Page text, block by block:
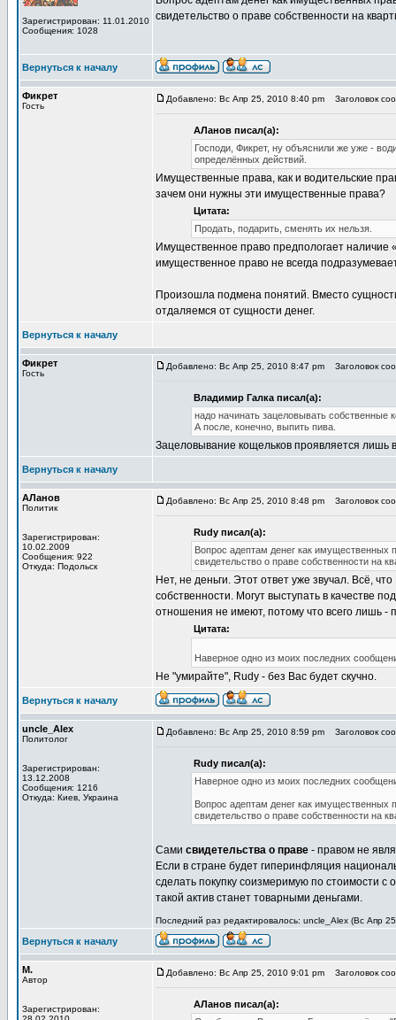
Зарегистрирован: 11.01.2010
Сообщения: 1028
свидетельство о праве собственности на
Вернуться к началу
Фикрет
Гость
Добавлено: Вс Апр 25, 2010 8:40 pm Заголовок
АЛанов писал(а):
Господи, Фикрет, ну объяснили же уже -
определённых действий.
Имущественные права, как и водительские
зачем они нужны эти имущественные права?
Цитата:
Продать, подарить, сменять их нельзя.
Имущественное право предпологает
имущественное право не всегда
Произошла подмена понятий. Вместо
отдаляемся от сущности денег.
Вернуться к началу
Фикрет
Гость
Добавлено: Вс Апр 25, 2010 8:47 pm Заголовок
Владимир Галка писал(а):
надо начинать зацеловывать собственные
А после, конечно, выпить пива.
Зацеловывание кощельков проявляется лишь
Вернуться к началу
АЛанов
Политик
Зарегистрирован:
10.02.2009
Сообщения: 922
Откуда: Подольск
Добавлено: Вс Апр 25, 2010 8:48 pm Заголовок
Rudy писал(а):
Вопрос адептам денег как имущественных
свидетельство о праве собственности на
Нет, не деньги. Этот ответ уже звучал. Всё,
собственности. Могут выступать в качестве
отношения не имеют, потому что всего лишь -
Цитата:
Наверное одно из моих последних
Не "умирайте", Rudy - без Вас будет скучно.
Вернуться к началу
uncle_Alex
Политолог
Зарегистрирован:
13.12.2008
Сообщения: 1216
Откуда: Киев, Украина
Добавлено: Вс Апр 25, 2010 8:59 pm Заголовок
Rudy писал(а):
Наверное одно из моих последних
Вопрос адептам денег как имущественных
свидетельство о праве собственности на
Сами свидетельства о праве - правом не
Если в стране будет гиперинфляция
сделать покупку соизмеримую по стоимости
такой актив станет товарными деньгами.
Последний раз редактировалось: uncle_Alex (Вс Апр
Вернуться к началу
М.
Автор
Зарегистрирован:
Добавлено: Вс Апр 25, 2010 9:01 pm Заголовок
АЛанов писал(а):